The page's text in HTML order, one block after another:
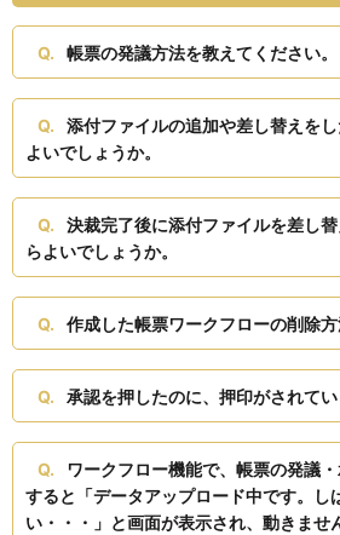
帳票の発議方法を教えてください。
添付ファイルの追加や差し替えを
よいでしょうか。
決裁完了後に添付ファイルを差し
らよいでしょうか。
作成した帳票ワークフローの削除方
承認を押したのに、押印がされてい
ワークフロー機能で、帳票の発議
すると「データアップロード中です。し
い・・・」と画面が表示され、動きませ